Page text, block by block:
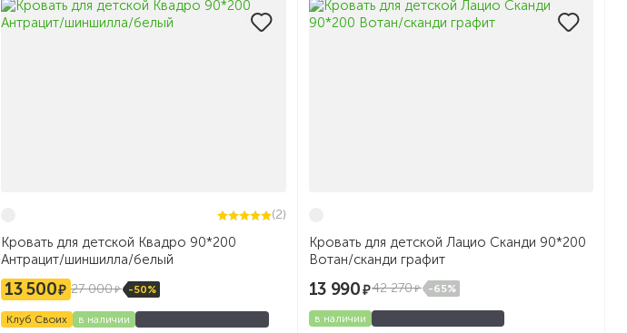
(2)
Кровать для детской Квадро 90*200
Антрацит/шиншилла/белый
13 500 27 000 -50%
Клуб Своих в наличии
Кровать для детской Лацио Сканди 90*200
Вотан/сканди графит
13 990 42 270 -65%
в наличии